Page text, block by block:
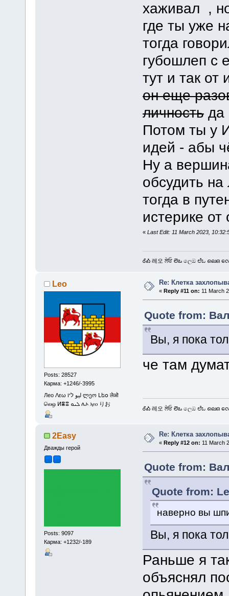
хаживал ,
где ты уже
тогда
губошлеп с
тут и так
он еще
личностьда
Потом ты у
идей - абы
Ну а
обсудить
тогда в
истерике
« Last Edit: 11 March 2023,
ᎴᎣ 레오 ਲੇਓ లెఒ ලෙඔ ಲೆಒ ലെഒ လ
Leo
Posts: 28527
Карма: +1246/-3995
Лео Λεω ليو ליו ლეო Լեօ लेओ
லெஒ ⵍⴻⵓ ܠܝܘ ሌኦ ⲗⲉⲟ りお
Re: Клетка
«Reply #11 on: 11 March
Quote from:
Вы, я пока
че там
ᎴᎣ 레오 ਲੇਓ లెఒ ලෙඔ ಲೆಒ ലെഒ လ
2Easy
Дважды герой
Posts: 9097
Карма: +1232/-189
Re: Клетка
«Reply #12 on: 11 March
Quote from:
Quote from:
наверно вы
Вы, я пока
Раньше я
объяснял